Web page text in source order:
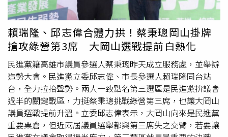
賴瑞隆、邱志偉合體力拱！蔡秉璁岡山掛牌
搶攻綠營第3席 大岡山選戰提前白熱化
民進黨籍高雄市議員參選人蔡秉璁昨天成立服務處，並舉辦
造勢大會。民進黨立委邱志偉、市長參選人賴瑞隆同台站
台，全力拉抬聲勢。兩人一致點名第三選區是民進黨拚議會
過半的關鍵戰區，力挺蔡秉璁挑戰綠營第三席，也讓大岡山
議員選戰提前升溫。立委邱志偉表示，大岡山向來是民進黨
重要票倉，但近兩屆議員選舉都與第三席失之交臂，若要讓